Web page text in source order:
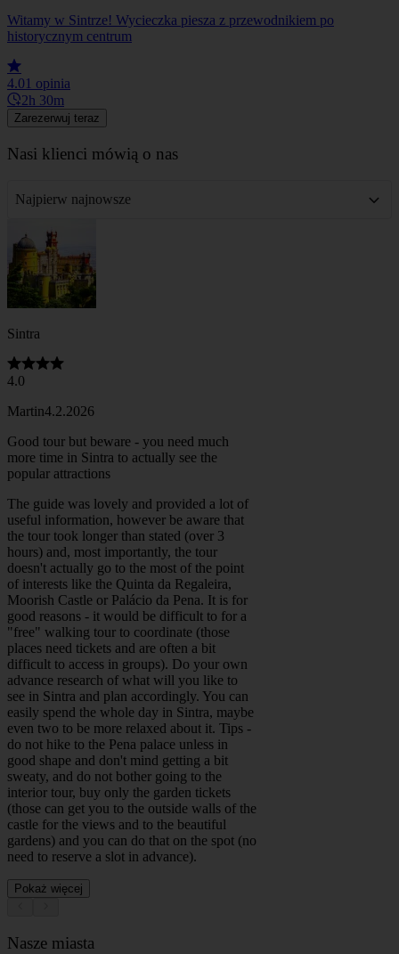
Witamy w Sintrze! Wycieczka piesza z przewodnikiem po
historycznym centrum
4.01 opinia
2h 30m
Zarezerwuj teraz
Nasi klienci mówią o nas
Najpierw najnowsze
Sintra
4.0
Martin4.2.2026
Good tour but beware - you need much
more time in Sintra to actually see the
popular attractions
The guide was lovely and provided a lot of
useful information, however be aware that
the tour took longer than stated (over 3
hours) and, most importantly, the tour
doesn't actually go to the most of the point
of interests like the Quinta da Regaleira,
Moorish Castle or Palácio da Pena. It is for
good reasons - it would be difficult to for a
"free" walking tour to coordinate (those
places need tickets and are often a bit
difficult to access in groups). Do your own
advance research of what will you like to
see in Sintra and plan accordingly. You can
easily spend the whole day in Sintra, maybe
even two to be more relaxed about it. Tips -
do not hike to the Pena palace unless in
good shape and don't mind getting a bit
sweaty, and do not bother going to the
interior tour, buy only the garden tickets
(those can get you to the outside walls of the
castle for the views and to the beautiful
gardens) and you can do that on the spot (no
need to reserve a slot in advance).
Pokaż więcej
Nasze miasta